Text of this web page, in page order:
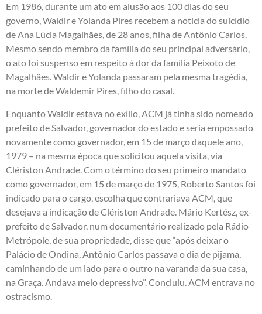
Em 1986, durante um ato em alusão aos 100 dias do seu
governo, Waldir e Yolanda Pires recebem a notícia do suicídio
de Ana Lúcia Magalhães, de 28 anos, filha de Antônio Carlos.
Mesmo sendo membro da família do seu principal adversário,
o ato foi suspenso em respeito à dor da família Peixoto de
Magalhães. Waldir e Yolanda passaram pela mesma tragédia,
na morte de Waldemir Pires, filho do casal.
Enquanto Waldir estava no exílio, ACM já tinha sido nomeado
prefeito de Salvador, governador do estado e seria empossado
novamente como governador, em 15 de março daquele ano,
1979 – na mesma época que solicitou aquela visita, via
Clériston Andrade. Com o término do seu primeiro mandato
como governador, em 15 de março de 1975, Roberto Santos foi
indicado para o cargo, escolha que contrariava ACM, que
desejava a indicação de Clériston Andrade. Mário Kertész, ex-
prefeito de Salvador, num documentário realizado pela Rádio
Metrópole, de sua propriedade, disse que “após deixar o
Palácio de Ondina, Antônio Carlos passava o dia de pijama,
caminhando de um lado para o outro na varanda da sua casa,
na Graça. Andava meio depressivo”. Concluiu. ACM entrava no
ostracismo.